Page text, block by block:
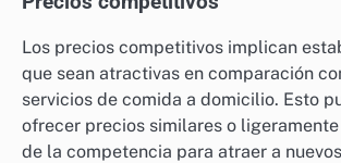
Los precios competitivos implican
que sean atractivas en comparación
servicios de comida a domicilio. Esto
ofrecer precios similares o
de la competencia para atraer a